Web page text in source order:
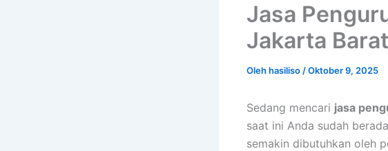
Jasa
Jakarta
Olehhasiliso /Oktober 9, 2025
Sedang mencari jasa
saat ini Anda sudah
semakin dibutuhkan oleh